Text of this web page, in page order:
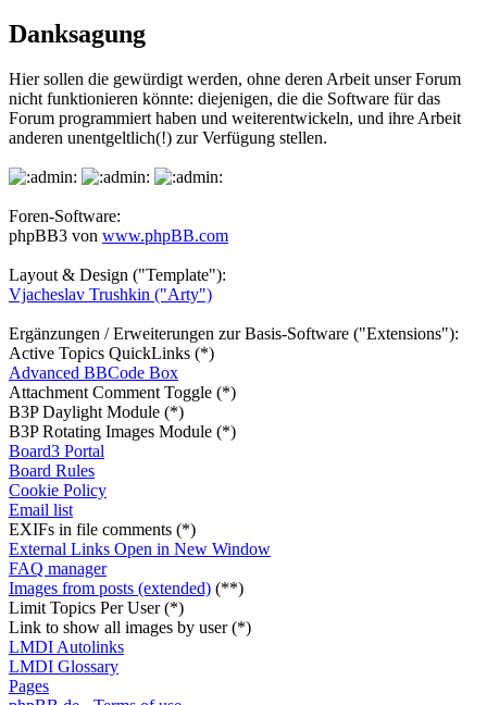
Danksagung
Hier sollen die gewürdigt werden, ohne deren Arbeit unser Forum
nicht funktionieren könnte: diejenigen, die die Software für das
Forum programmiert haben und weiterentwickeln, und ihre Arbeit
anderen unentgeltlich(!) zur Verfügung stellen.
Foren-Software:
phpBB3 von www.phpBB.com
Layout & Design ("Template"):
Vjacheslav Trushkin ("Arty")
Ergänzungen / Erweiterungen zur Basis-Software ("Extensions"):
Active Topics QuickLinks (*)
Advanced BBCode Box
Attachment Comment Toggle (*)
B3P Daylight Module (*)
B3P Rotating Images Module (*)
Board3 Portal
Board Rules
Cookie Policy
Email list
EXIFs in file comments (*)
External Links Open in New Window
FAQ manager
Images from posts (extended) (**)
Limit Topics Per User (*)
Link to show all images by user (*)
LMDI Autolinks
LMDI Glossary
Pages